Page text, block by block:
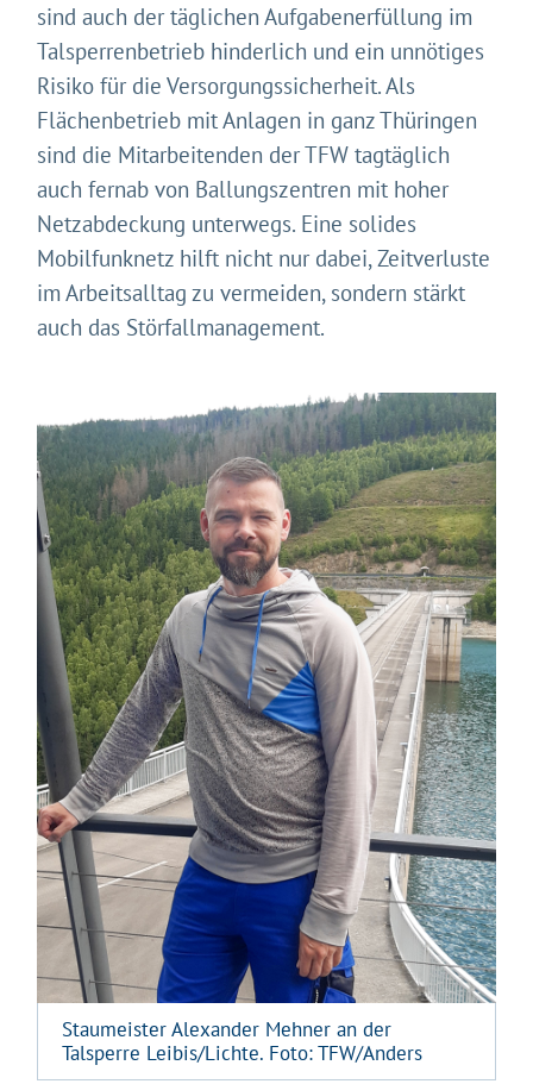
sind auch der täglichen Aufgabenerfüllung im
Talsperrenbetrieb hinderlich und ein unnötiges
Risiko für die Versorgungssicherheit. Als
Flächenbetrieb mit Anlagen in ganz Thüringen
sind die Mitarbeitenden der TFW tagtäglich
auch fernab von Ballungszentren mit hoher
Netzabdeckung unterwegs. Eine solides
Mobilfunknetz hilft nicht nur dabei, Zeitverluste
im Arbeitsalltag zu vermeiden, sondern stärkt
auch das Störfallmanagement.
Staumeister Alexander Mehner an der
Talsperre Leibis/Lichte. Foto: TFW/Anders
Gleich geht's los!
Technologien auf unserer Website nutzen. Einige sind
essenziell, Youtube und Matomo helfen uns diese
Website und Ihr Erlebnis zu verbessern.
Impressum&Datenschutz